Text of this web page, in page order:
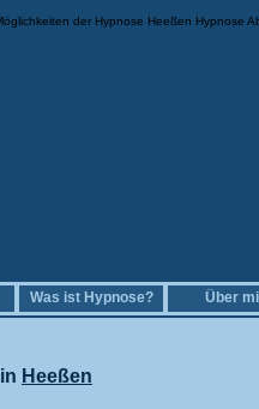
der Hypnose Heeßen Hypnose
Was ist Hypnose? Über
Heeßen